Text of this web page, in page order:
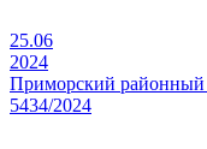
25.06
2024
Приморский районный
5434/2024